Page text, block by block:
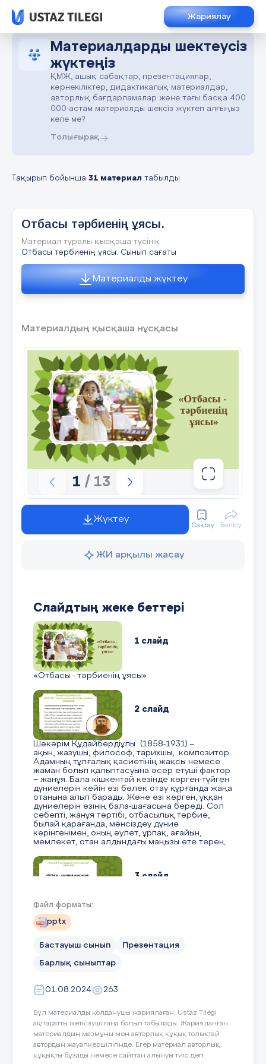
Жариялау
Материалдарды шектеусіз
жүктеңіз
ҚМЖ, ашық сабақтар, презентациялар,
көрнекіліктер, дидактикалық материалдар,
авторлық бағдарламалар және тағы басқа 400
000-астам материалды шексіз жүктеп алғыңыз
келе ме?
Толығырақ
Тақырып бойынша 31 материал табылды
Отбасы тәрбиенің ұясы.
Материал туралы қысқаша түсінік
Отбасы тәрбиенің ұясы. Сынып сағаты
Материалды жүктеу
Материалдың қысқаша нұсқасы
1 / 13
Жүктеу
Сақтау Бөлісу
ЖИ арқылы жасау
Слайдтың жеке беттері
1 слайд
«Отбасы - тәрбиенің ұясы»
2 слайд
Шәкәрім Құдайбердіұлы (1858-1931) –
ақын, жазушы, философ, тарихшы, композитор
Адамның тұлғалық қасиетінің жақсы немесе
жаман болып қалыптасуына әсер етуші фактор
− жанұя. Бала кішкентай кезінде көрген-түйген
дүниелерін кейін өзі бөлек отау құрғанда жаңа
отанына алып барады. Және өзі көрген, ұққан
дүниелерін өзінің бала-шағасына береді. Сол
себепті, жанұя тәртібі, отбасылық тәрбие,
былай қарағанда, мәнсіздеу дүние
көрінгенімен, оның әулет, ұрпақ, ағайын,
мемлекет, отан алдындағы маңызы өте терең.
3 слайд
Василий Александрович Сухомлинский (1918-
1970) «Отбасы – адамның жақсылық жасауға
үйренетін ең бірінші әлеуметтік ортасы»
Балалардың мінез-құлқына кері әсер ететін
•Орынсыз қамқорлық (бала ата-анасының
орынсыз қамқорлығына еті үйреніп,
дағдыланғаны сондай, өз бетімен шешім
қабылдай алмайды). •Орынсыз жұмсақтық
(көнгіштік) (баланың мінез- құлқын бүлдіреді,
басқаларға түсіністікпен қарамайды) •Орынсыз
Файл форматы:
pptx
Бастауыш сынып Презентация
Барлық сыныптар
01.08.2024 263
Бұл материалды қолданушы жариялаған. Ustaz Tilegi
ақпаратты жеткізуші ғана болып табылады. Жарияланған
материалдың мазмұны мен авторлық құқық толықтай
автордың жауапкершілігінде. Егер материал авторлық
құқықты бұзады немесе сайттан алынуы тиіс деп